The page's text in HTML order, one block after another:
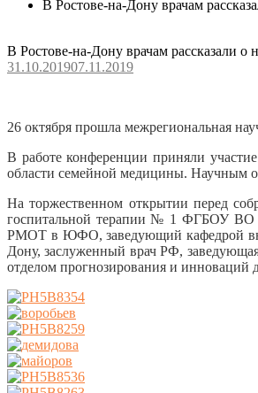
В Ростове-на-Дону врачам
В Ростове-на-Дону врачам рассказали
31.10.201907.11.2019
26 октября прошла межрегиональная
В работе конференции приняли
области семейной медицины. Научным
На торжественном открытии перед
госпитальной терапии № 1 ФГБОУ
РМОТ в ЮФО, заведующий кафедрой
Дону, заслуженный врач РФ,
отделом прогнозирования и